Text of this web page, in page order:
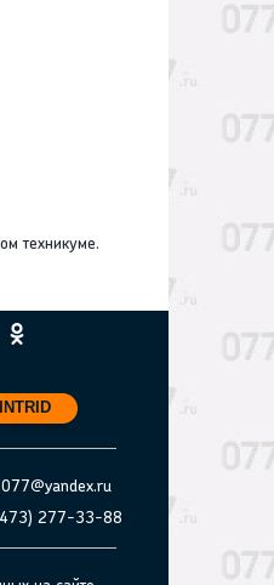
техникуме.
INTRID
277-33-88